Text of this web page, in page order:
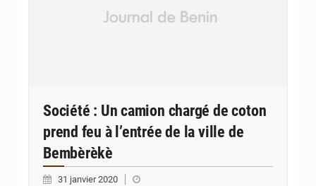
Société : Un camion chargé de coton
prend feu à l’entrée de la ville de
Bembèrèkè
31 janvier 2020